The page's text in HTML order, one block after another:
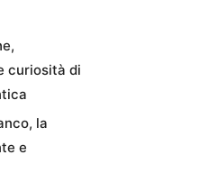
curiosità di
la
e